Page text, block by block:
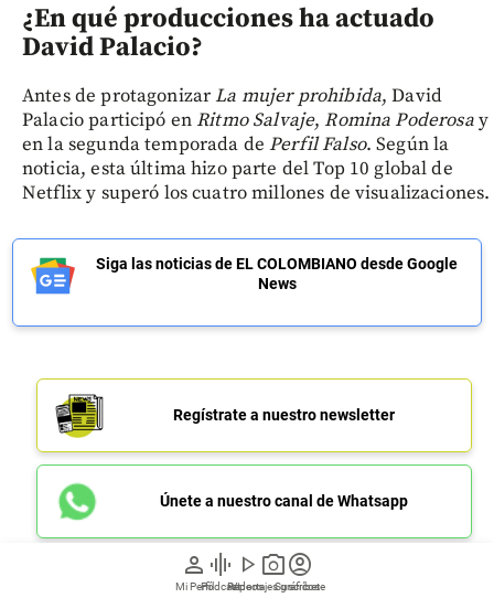
person
Mi Perfil
graphic_eq
Pódcast
play_arrow
Videos
photo_camera
Reportajes gráficos
account_circle
Suscríbete
¿En qué producciones ha actuado
David Palacio?
Antes de protagonizarLa mujer prohibida, David
Palacio participó enRitmo Salvaje,Romina Poderosay
en la segunda temporada dePerfil Falso. Según la
noticia, esta última hizo parte del Top 10 global de
Netflix y superó los cuatro millones de visualizaciones.
Siga las noticias de EL COLOMBIANO desde Google
News
Regístrate a nuestro newsletter
Únete a nuestro canal de Whatsapp